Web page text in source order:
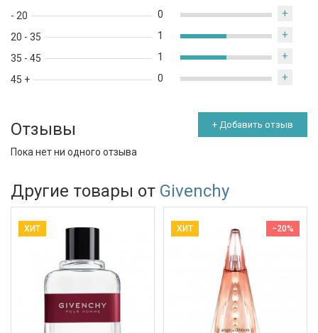
- 20
20 - 35
35 - 45
45 +
0 +
1 +
1 +
0 +
Отзывы + Добавить отзыв
Пока нет ни одного отзыва
Другие товары от Givenchy
ХИТ −20%
ХИТ